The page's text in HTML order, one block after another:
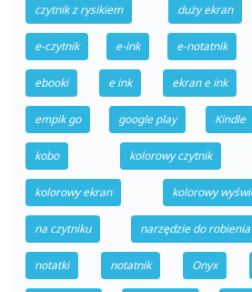
czytnik z rysikiem duży ekran
e-czytnik e-ink e-notatnik
ebooki e ink ekran e ink
empik go google play Kindle
kobo kolorowy czytnik
kolorowy ekran kolorowy
na czytniku narzędzie do
notatki notatnik Onyx